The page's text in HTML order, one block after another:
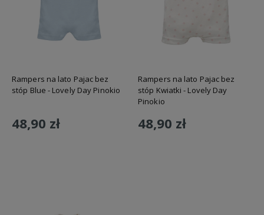
Rampers na lato Pajac bez
stóp Blue - Lovely Day Pinokio
48,90 zł
Rampers na lato Pajac bez
stóp Kwiatki - Lovely Day
Pinokio
48,90 zł